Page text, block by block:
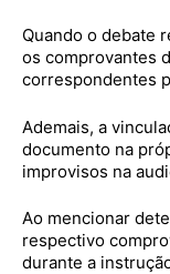
Quando o debate
os comprovantes
correspondentes
Ademais, a
documento na
improvisos na
Ao mencionar
respectivo
durante a